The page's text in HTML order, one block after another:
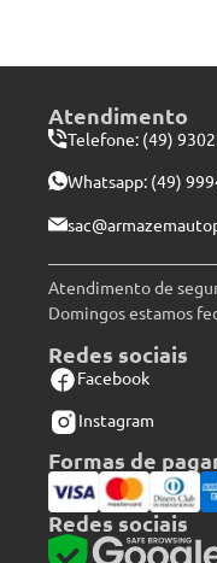
Atendimento
Telefone: (49)
Whatsapp: (49)
Atendimento de
Domingos estamos
Redes sociais
Facebook
Instagram
Formas de
Redes sociais